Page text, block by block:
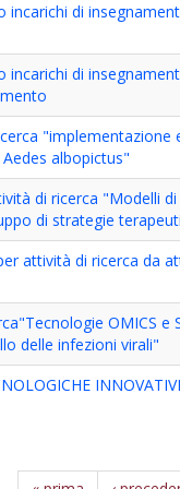
di
incarichi di
albopictus"
di ricerca "Modelli
di strategie
attività di ricerca da
OMICS
delle infezioni virali"